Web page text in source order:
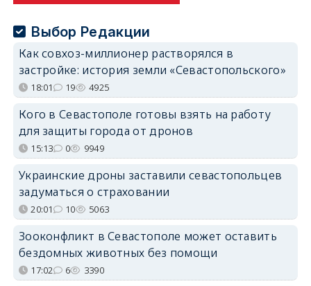
Выбор Редакции
Как совхоз-миллионер растворялся в
застройке: история земли «Севастопольского»
18:01 19 4925
Кого в Севастополе готовы взять на работу
для защиты города от дронов
15:13 0 9949
Украинские дроны заставили севастопольцев
задуматься о страховании
20:01 10 5063
Зооконфликт в Севастополе может оставить
бездомных животных без помощи
17:02 6 3390